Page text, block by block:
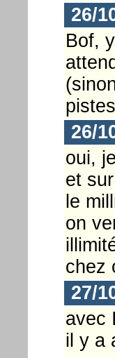
26/
Bof,
26/
oui,
et
le
on
chez
27/
avec
il y a